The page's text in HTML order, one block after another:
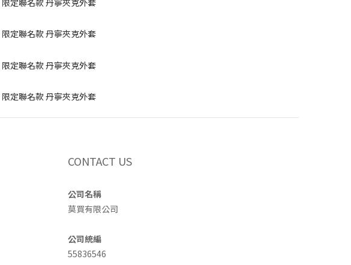
CONTACT US
公司名稱
莫買有限公司
公司統編
55836546